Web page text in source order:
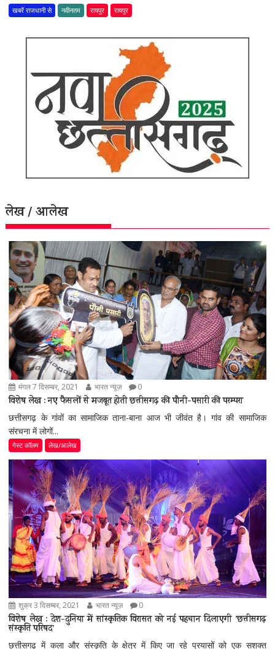
खबरें राजधानी से नवीनतम रायपुर रायपुर
लेख / आलेख
मंगल 7 दिसम्बर, 2021 भारत न्यूज़ 0
विशेष लेख : नए फैसलों से मजबूत होती छत्तीसगढ़ की पौनी-पसारी की परम्परा
छत्तीसगढ़ के गांवों का सामाजिक ताना-बाना आज भी जीवंत है। गांव की सामाजिक
संरचना में लोगों...
गेस्ट कॉलम लेख/आलेख
शुक्र 3 दिसम्बर, 2021 भारत न्यूज़ 0
विशेष लेख : देश-दुनिया में सांस्कृतिक विरासत को नई पहचान दिलाएगी ’छत्तीसगढ़
संस्कृति परिषद’
छत्तीसगढ़ में कला और संस्कृति के क्षेत्र में किए जा रहे प्रयासों को एक सशक्त